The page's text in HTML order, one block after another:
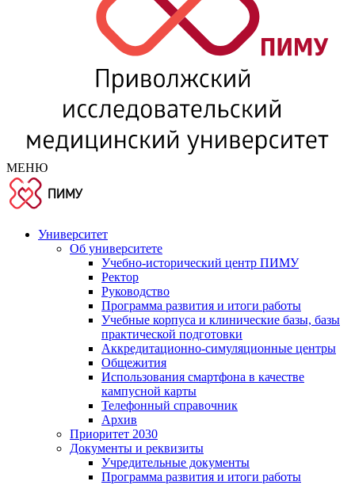
МЕНЮ
Университет
Об университете
Учебно-исторический центр ПИМУ
Ректор
Руководство
Программа развития и итоги работы
Учебные корпуса и клинические базы, базы
практической подготовки
Аккредитационно-симуляционные центры
Общежития
Использования смартфона в качестве
кампусной карты
Телефонный справочник
Архив
Приоритет 2030
Документы и реквизиты
Учредительные документы
Программа развития и итоги работы